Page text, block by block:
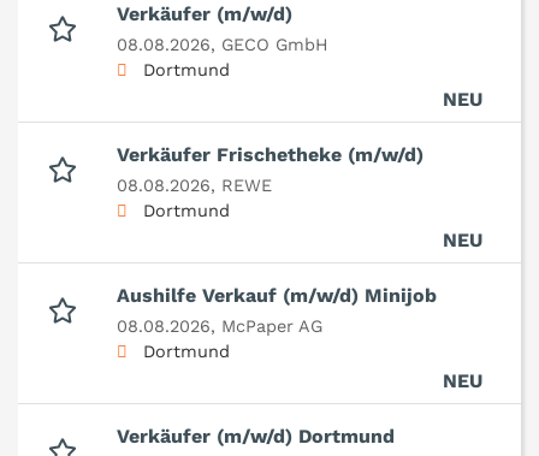
Verkäufer (m/w/d)
08.08.2026, GECO GmbH
Dortmund
NEU
Verkäufer Frischetheke (m/w/d)
08.08.2026, REWE
Dortmund
NEU
Aushilfe Verkauf (m/w/d) Minijob
08.08.2026, McPaper AG
Dortmund
NEU
Verkäufer (m/w/d) Dortmund